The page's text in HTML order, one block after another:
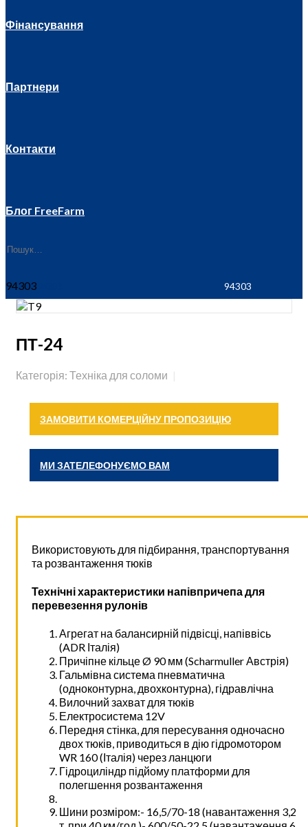
Фінансування
Партнери
Контакти
Блог FreeFarm
94303
ПТ-24
Категорія: Техніка для соломи
ЗАМОВИТИ КОМЕРЦІЙНУ ПРОПОЗИЦІЮ
МИ ЗАТЕЛЕФОНУЄМО ВАМ
Використовують для підбирання, транспортування
та розвантаження тюків
Технічні характеристики напівпричепа для
перевезення рулонів
Агрегат на балансирній підвісці, напіввісь
(ADR Італія)
Причіпне кільце Ø 90 мм (Scharmuller Австрія)
Гальмівна система пневматична
(одноконтурна, двохконтурна), гідравлічна
Вилочний захват для тюків
Електросистема 12V
Передня стінка, для пересування одночасно
двох тюків, приводиться в дію гідромотором
WR 160 (Італія) через ланцюги
Гідроциліндр підйому платформи для
полегшення розвантаження
Шини розміром:- 16,5/70-18 (навантаження 3,2